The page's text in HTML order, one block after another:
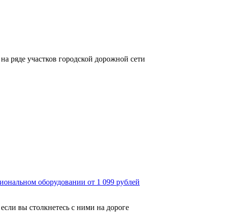
ряде участков городской дорожной сети
оборудовании от 1 099 рублей
вы столкнетесь с ними на дороге